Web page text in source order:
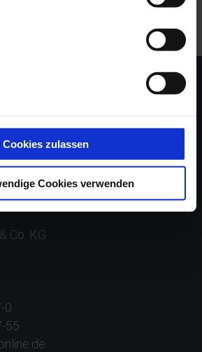
Cookies zulassen
Cookies verwenden
Co. KG
0
55